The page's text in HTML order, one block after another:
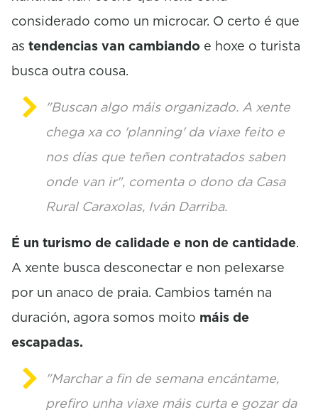
considerado como un microcar. O certo é que
as tendencias van cambiando e hoxe o turista
busca outra cousa.
"Buscan algo máis organizado. A xente
chega xa co 'planning' da viaxe feito e
nos días que teñen contratados saben
onde van ir", comenta o dono da Casa
Rural Caraxolas, Iván Darriba.
É un turismo de calidade e non de cantidade.
A xente busca desconectar e non pelexarse
por un anaco de praia. Cambios tamén na
duración, agora somos moito máis de
escapadas.
"Marchar a fin de semana encántame,
prefiro unha viaxe máis curta e gozar da